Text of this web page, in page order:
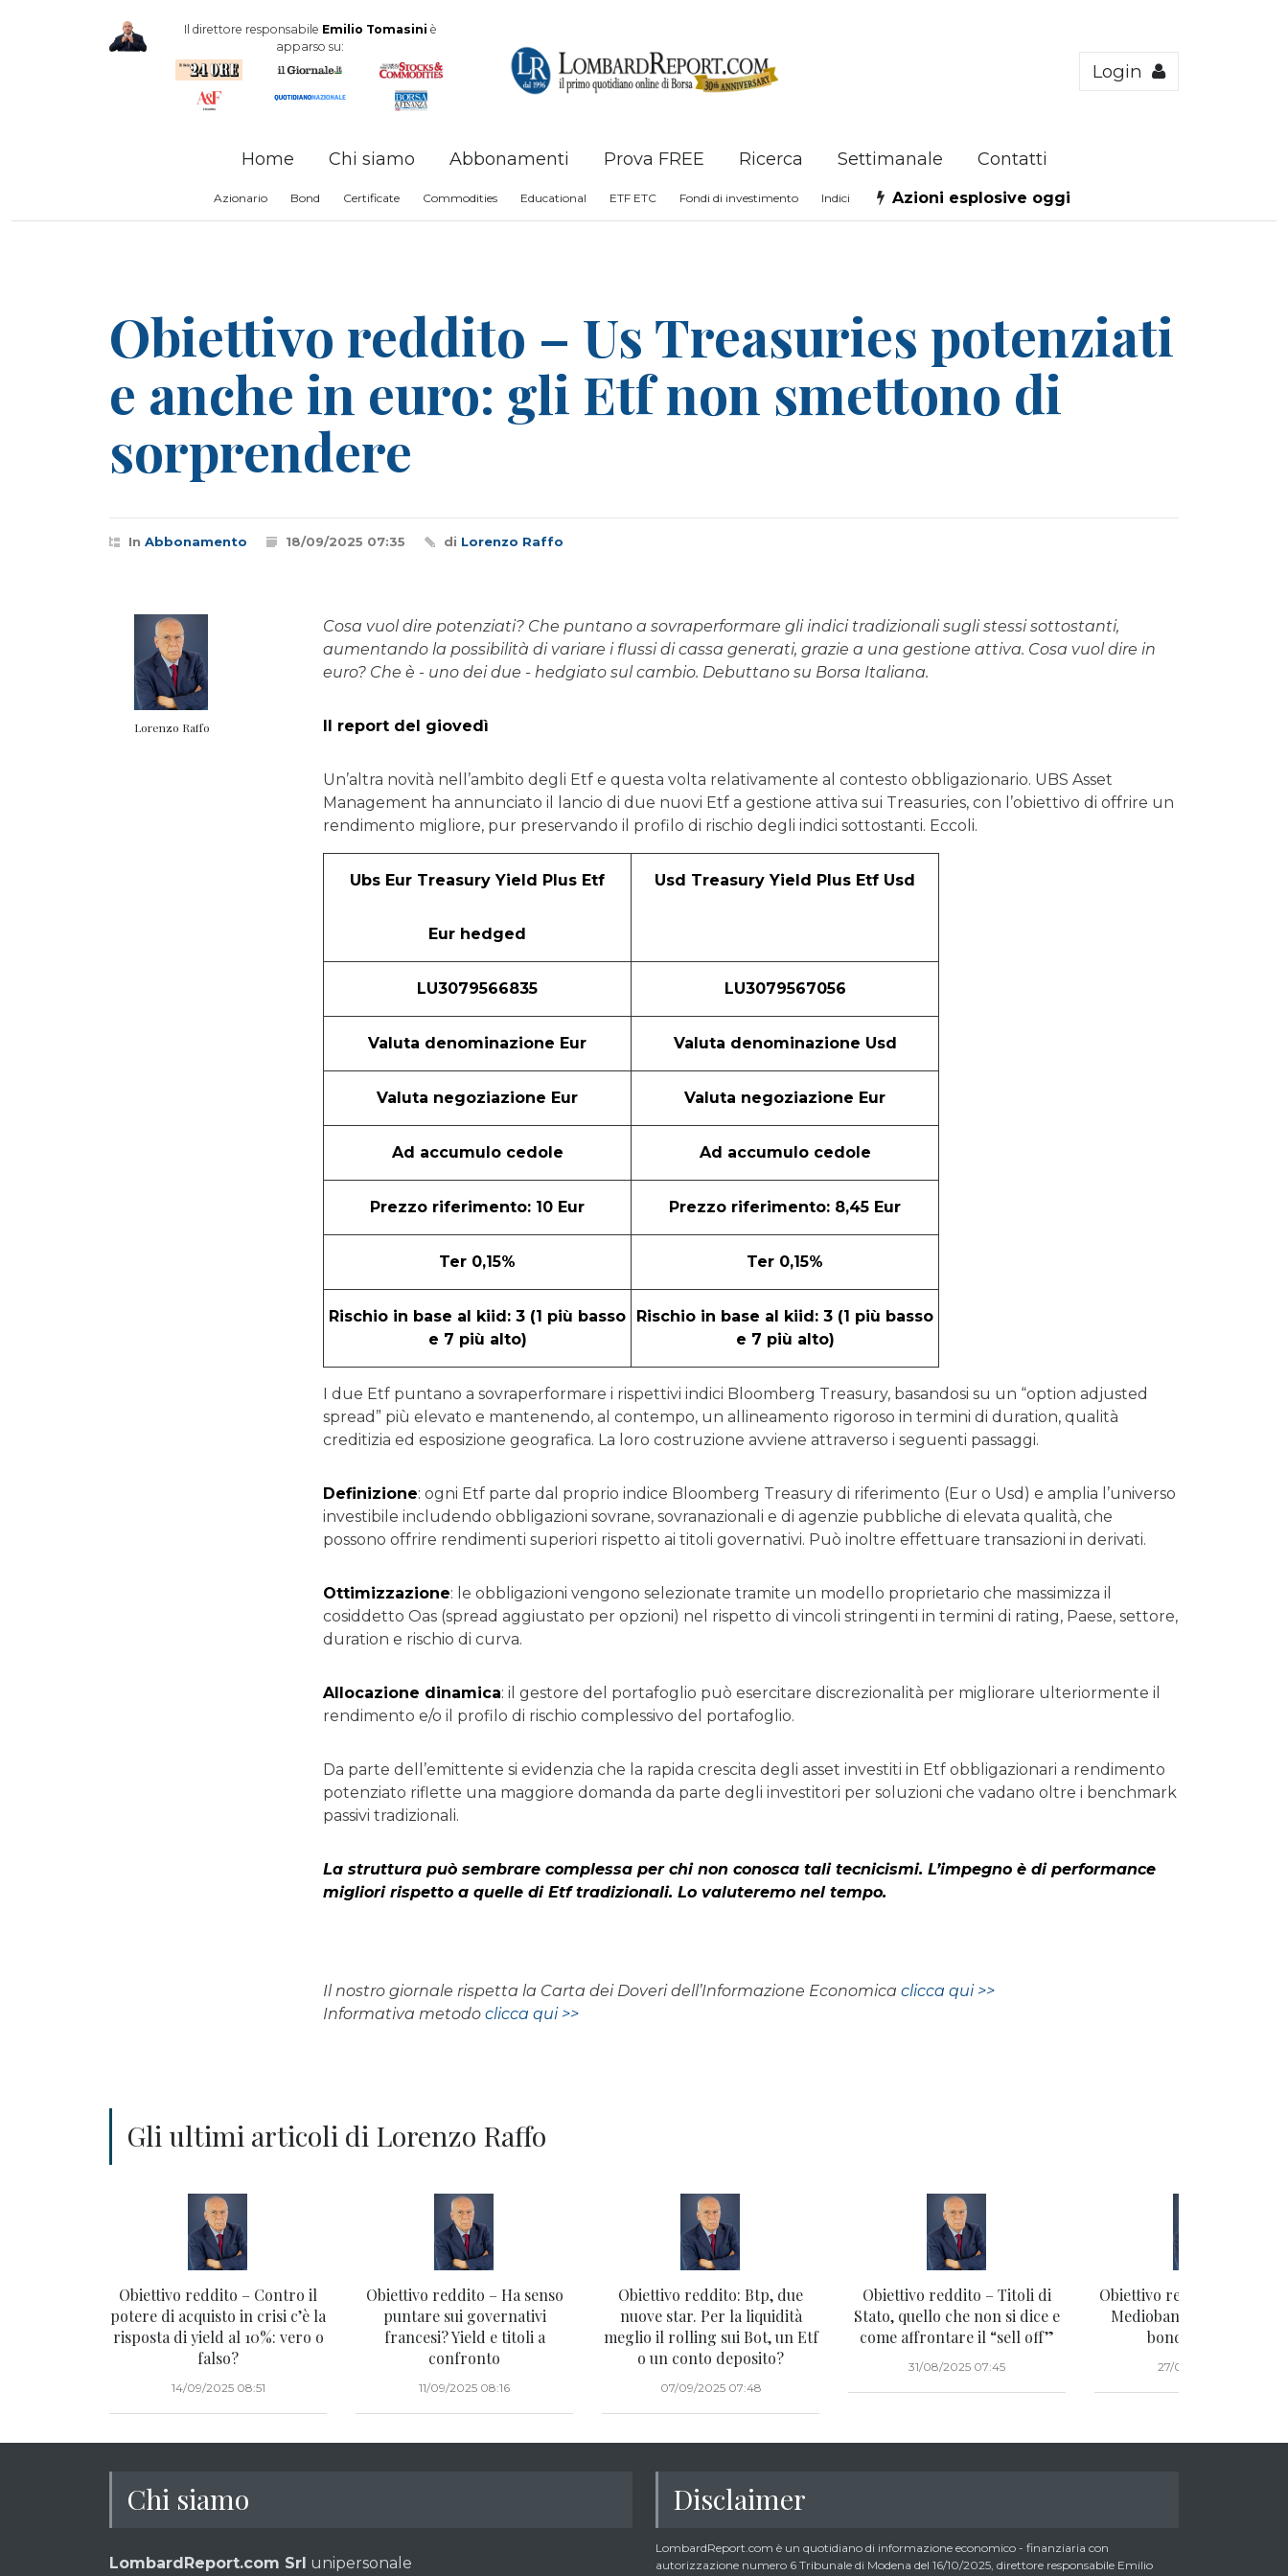
Il direttore responsabile Emilio Tomasini è
apparso su:
Login
Home Chi siamo Abbonamenti Prova FREE Ricerca Settimanale Contatti
Azionario Bond Certificate Commodities Educational ETF ETC Fondi di investimento Indici Azioni esplosive oggi
Obiettivo reddito – Us Treasuries potenziati
e anche in euro: gli Etf non smettono di
sorprendere
In Abbonamento 18/09/2025 07:35 di Lorenzo Raffo
Cosa vuol dire potenziati? Che puntano a sovraperformare gli indici tradizionali sugli stessi sottostanti,
aumentando la possibilità di variare i flussi di cassa generati, grazie a una gestione attiva. Cosa vuol dire in
euro? Che è - uno dei due - hedgiato sul cambio. Debuttano su Borsa Italiana.
Il report del giovedì
Un’altra novità nell’ambito degli Etf e questa volta relativamente al contesto obbligazionario. UBS Asset
Management ha annunciato il lancio di due nuovi Etf a gestione attiva sui Treasuries, con l’obiettivo di offrire un
rendimento migliore, pur preservando il profilo di rischio degli indici sottostanti. Eccoli.
Ubs Eur Treasury Yield Plus Etf
Eur hedged
Usd Treasury Yield Plus Etf Usd
LU3079566835 LU3079567056
Valuta denominazione Eur Valuta denominazione Usd
Valuta negoziazione Eur Valuta negoziazione Eur
Ad accumulo cedole Ad accumulo cedole
Prezzo riferimento: 10 Eur Prezzo riferimento: 8,45 Eur
Ter 0,15% Ter 0,15%
Rischio in base al kiid: 3 (1 più basso
e 7 più alto)
Rischio in base al kiid: 3 (1 più basso
e 7 più alto)
I due Etf puntano a sovraperformare i rispettivi indici Bloomberg Treasury, basandosi su un “option adjusted
spread” più elevato e mantenendo, al contempo, un allineamento rigoroso in termini di duration, qualità
creditizia ed esposizione geografica. La loro costruzione avviene attraverso i seguenti passaggi.
Definizione: ogni Etf parte dal proprio indice Bloomberg Treasury di riferimento (Eur o Usd) e amplia l’universo
investibile includendo obbligazioni sovrane, sovranazionali e di agenzie pubbliche di elevata qualità, che
possono offrire rendimenti superiori rispetto ai titoli governativi. Può inoltre effettuare transazioni in derivati.
Ottimizzazione: le obbligazioni vengono selezionate tramite un modello proprietario che massimizza il
cosiddetto Oas (spread aggiustato per opzioni) nel rispetto di vincoli stringenti in termini di rating, Paese, settore,
duration e rischio di curva.
Allocazione dinamica: il gestore del portafoglio può esercitare discrezionalità per migliorare ulteriormente il
rendimento e/o il profilo di rischio complessivo del portafoglio.
Da parte dell’emittente si evidenzia che la rapida crescita degli asset investiti in Etf obbligazionari a rendimento
potenziato riflette una maggiore domanda da parte degli investitori per soluzioni che vadano oltre i benchmark
passivi tradizionali.
La struttura può sembrare complessa per chi non conosca tali tecnicismi. L’impegno è di performance
migliori rispetto a quelle di Etf tradizionali. Lo valuteremo nel tempo.
Il nostro giornale rispetta la Carta dei Doveri dell’Informazione Economicaclicca qui >>
Informativa metodoclicca qui >>
Lorenzo Raffo
Gli ultimi articoli di Lorenzo Raffo
Obiettivo reddito – Contro il
potere di acquisto in crisi c’è la
risposta di yield al 10%: vero o
falso?
14/09/2025 08:51
Obiettivo reddito – Ha senso
puntare sui governativi
francesi? Yield e titoli a
confronto
11/09/2025 08:16
Obiettivo reddito: Btp, due
nuove star. Per la liquidità
meglio il rolling sui Bot, un Etf
o un conto deposito?
07/09/2025 07:48
Obiettivo reddito – Titoli di
Stato, quello che non si dice e
come affrontare il “sell off”
31/08/2025 07:45
Obiettivo reddito – Vi
Mediobanca? Se sì ecco
bond 3,75% 2026
27/08/2025 11:33
Chi siamo
LombardReport.com Srl unipersonale
Disclaimer
LombardReport.com è un quotidiano di informazione economico - finanziaria con
autorizzazione numero 6 Tribunale di Modena del 16/10/2025, direttore responsabile Emilio